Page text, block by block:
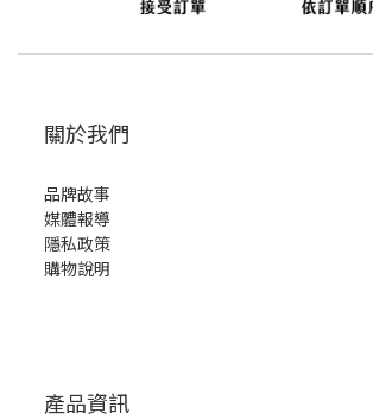
關於我們
品牌故事
媒體報導
隱私政策
購物說明
產品資訊